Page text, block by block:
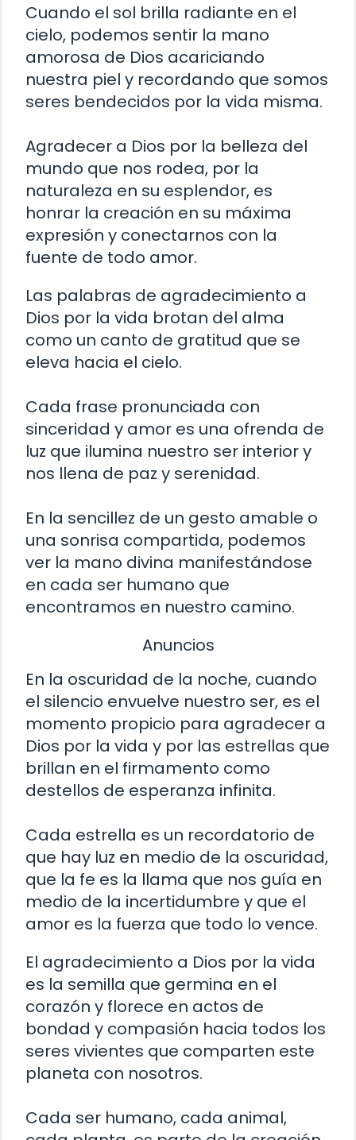
Cuando el sol brilla radiante en el
cielo, podemos sentir la mano
amorosa de Dios acariciando
nuestra piel y recordando que somos
seres bendecidos por la vida misma.
Agradecer a Dios por la belleza del
mundo que nos rodea, por la
naturaleza en su esplendor, es
honrar la creación en su máxima
expresión y conectarnos con la
fuente de todo amor.
Las palabras de agradecimiento a
Dios por la vida brotan del alma
como un canto de gratitud que se
eleva hacia el cielo.
Cada frase pronunciada con
sinceridad y amor es una ofrenda de
luz que ilumina nuestro ser interior y
nos llena de paz y serenidad.
En la sencillez de un gesto amable o
una sonrisa compartida, podemos
ver la mano divina manifestándose
en cada ser humano que
encontramos en nuestro camino.
Anuncios
En la oscuridad de la noche, cuando
el silencio envuelve nuestro ser, es el
momento propicio para agradecer a
Dios por la vida y por las estrellas que
brillan en el firmamento como
destellos de esperanza infinita.
Cada estrella es un recordatorio de
que hay luz en medio de la oscuridad,
que la fe es la llama que nos guía en
medio de la incertidumbre y que el
amor es la fuerza que todo lo vence.
El agradecimiento a Dios por la vida
es la semilla que germina en el
corazón y florece en actos de
bondad y compasión hacia todos los
seres vivientes que comparten este
planeta con nosotros.
Cada ser humano, cada animal,